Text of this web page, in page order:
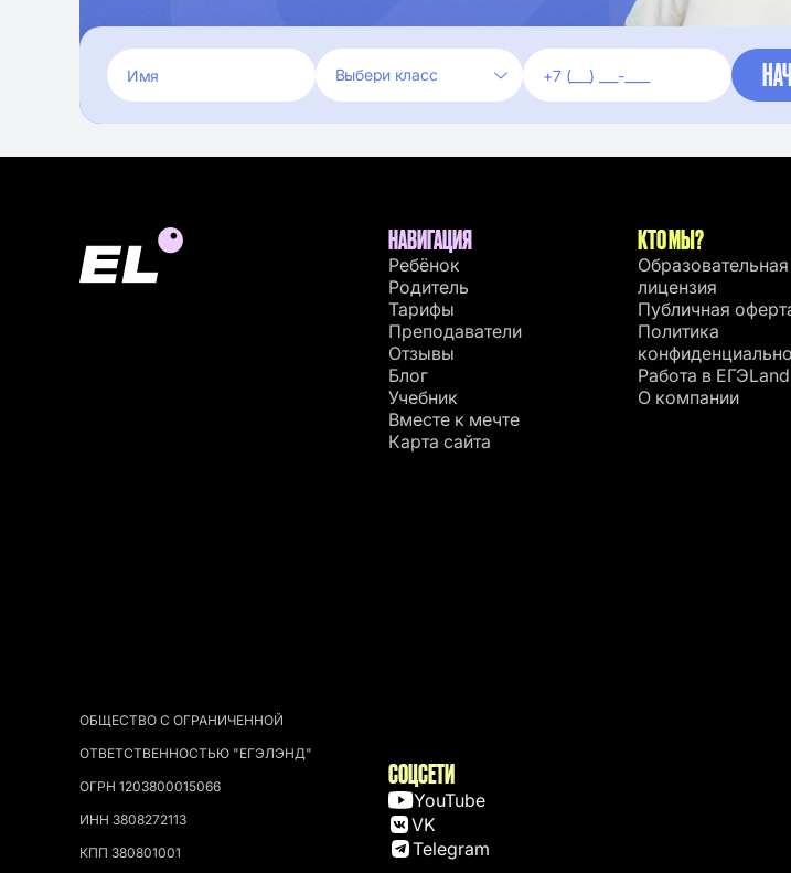
ОБЩЕСТВО С ОГРАНИЧЕННОЙ
ОТВЕТСТВЕННОСТЬЮ "ЕГЭЛЭНД"
ОГРН 1203800015066
ИНН 3808272113
КПП 380801001
НАВИГАЦИЯ
Ребёнок
Родитель
Тарифы
Преподаватели
Отзывы
Блог
Учебник
Вместе к мечте
Карта сайта
КТО МЫ?
Образовательная
лицензия
Публичная
Политика
Работа в EГЭLand
О компании
СОЦСЕТИ
YouTube
VK
Telegram